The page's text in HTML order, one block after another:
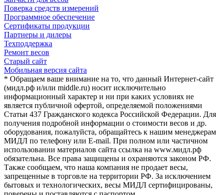
Поверка средств измерений
Программное обеспечение
Сертификаты продукции
Партнеры и дилеры
Техподдержка
Ремонт весов
Старый сайт
Мобильная версия сайта
* Обращаем ваше внимание на то, что данный Интернет-сайт
(мидл.рф и/или middle.ru) носит исключительно
информационный характер и ни при каких условиях не
является публичной офертой, определяемой положениями
Статьи 437 Гражданского кодекса Российской Федерации. Для
получения подробной информации о стоимости весов и др.
оборудования, пожалуйста, обращайтесь к нашим менеджерам
МИДЛ по телефону или E-mail. При полном или частичном
использовании материалов сайта ссылка на www.мидл.рф
обязательна. Все права защищены и охраняются законом РФ.
Также сообщаем, что наша компания не продает весы,
запрещенные в торговле на территории РФ. За исключением
бытовых и технологических, весы МИДЛ сертифицированы,